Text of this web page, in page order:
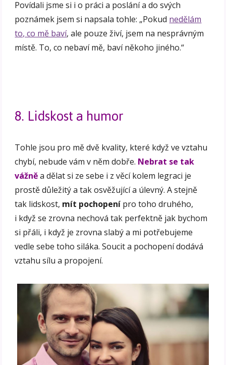
Povídali jsme si i o práci a poslání a do svých
poznámek jsem si napsala tohle: „Pokud nedělám
to, co mě baví, ale pouze živí, jsem na nesprávným
místě. To, co nebaví mě, baví někoho jiného.“
8. Lidskost a humor
Tohle jsou pro mě dvě kvality, které když ve vztahu
chybí, nebude vám v něm dobře. Nebrat se tak
vážněa dělat si ze sebe i z věcí kolem legraci je
prostě důležitý a tak osvěžující a úlevný. A stejně
tak lidskost, mít pochopení pro toho druhého,
i když se zrovna nechová tak perfektně jak bychom
si přáli, i když je zrovna slabý a mi potřebujeme
vedle sebe toho siláka. Soucit a pochopení dodává
vztahu sílu a propojení.